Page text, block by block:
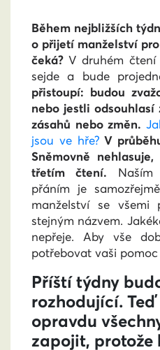
Během nejbližších
o přijetí manželství
čeká? V druhém čtení
sejde a bude
přistoupí: budou
nebo jestli odsouhlasí
zásahů nebo změn.
jsou ve hře? V
Sněmovně
třetím čtení.
přáním je
manželství se všemi
stejným názvem.
nepřeje. Aby vše
potřebovat vaši
Příští týdny
rozhodující.
opravdu
zapojit, protože